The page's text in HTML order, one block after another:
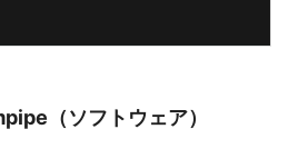
（ソフトウェア）